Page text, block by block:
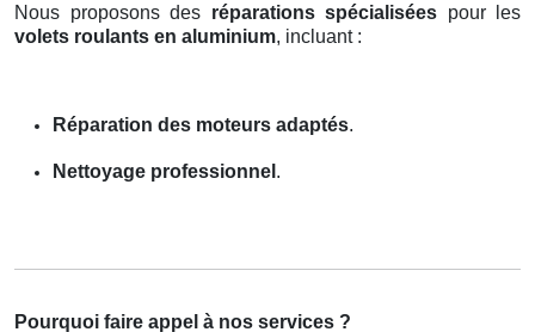
Nous proposons des réparations spécialisées pour les
volets roulants en aluminium, incluant :
Réparation des moteurs adaptés.
Nettoyage professionnel .
Pourquoi faire appel à nos services ?